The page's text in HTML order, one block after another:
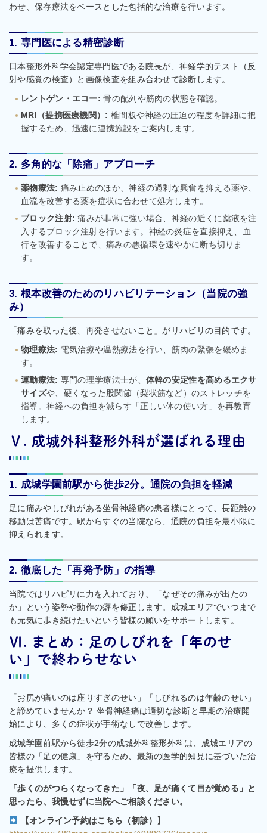
わせ、保存療法をベースとした包括的な治療を行います。
1. 専門医による精密診断
日本整形外科学会認定専門医である院長が、神経学的テスト（反
射や感覚の検査）と画像検査を組み合わせて診断します。
レントゲン・エコー: 骨の配列や筋肉の状態を確認。
MRI（提携医療機関）: 椎間板や神経の圧迫の程度を詳細に把
握するため、迅速に連携施設をご案内します。
2. 多角的な「除痛」アプローチ
薬物療法: 痛み止めのほか、神経の過剰な興奮を抑える薬や、
血流を改善する薬を症状に合わせて処方します。
ブロック注射: 痛みが非常に強い場合、神経の近くに薬液を注
入するブロック注射を行います。神経の炎症を直接抑え、血
行を改善することで、痛みの悪循環を速やかに断ち切りま
す。
3. 根本改善のためのリハビリテーション（当院の強
み）
「痛みを取った後、再発させないこと」がリハビリの目的です。
物理療法: 電気治療や温熱療法を行い、筋肉の緊張を緩めま
す。
運動療法: 専門の理学療法士が、 体幹の安定性を高めるエクサ
サイズや、硬くなった股関節（梨状筋など）のストレッチを
指導。神経への負担を減らす「正しい体の使い方」を再教育
します。
Ⅴ. 成城外科整形外科が選ばれる理由
1. 成城学園前駅から徒歩2分。通院の負担を軽減
足に痛みやしびれがある坐骨神経痛の患者様にとって、長距離の
移動は苦痛です。駅からすぐの当院なら、通院の負担を最小限に
抑えられます。
2. 徹底した「再発予防」の指導
当院ではリハビリに力を入れており、「なぜその痛みが出たの
か」という姿勢や動作の癖を修正します。成城エリアでいつまで
も元気に歩き続けたいという皆様の願いをサポートします。
Ⅵ. まとめ：足のしびれを「年のせ
い」で終わらせない
「お尻が痛いのは座りすぎのせい」「しびれるのは年齢のせい」
と諦めていませんか？ 坐骨神経痛は適切な診断と早期の治療開
始により、多くの症状が手術なしで改善します。
成城学園前駅から徒歩2分の成城外科整形外科は、成城エリアの
皆様の「足の健康」を守るため、最新の医学的知見に基づいた治
療を提供します。
「歩くのがつらくなってきた」「夜、足が痛くて目が覚める」と
思ったら、我慢せずに当院へご相談ください。
【オンライン予約はこちら（初診）】